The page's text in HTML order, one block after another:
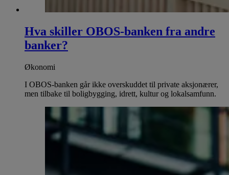
Hva skiller OBOS-banken fra andre
banker?
Økonomi
I OBOS-banken går ikke overskuddet til private aksjonærer,
men tilbake til boligbygging, idrett, kultur og lokalsamfunn.